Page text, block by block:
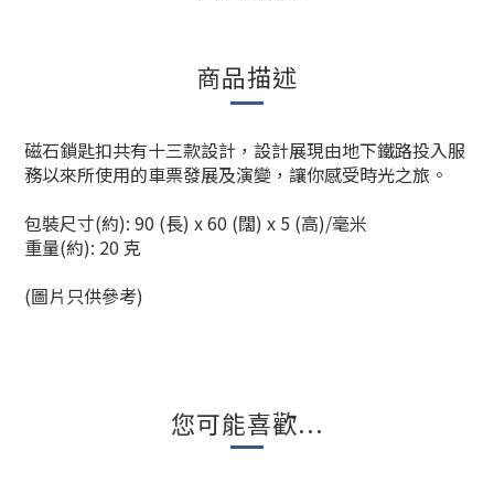
商品描述
磁石鎖匙扣共有十三款設計，設計展現由地下鐵路投入服
務以來所使用的車票發展及演變，讓你感受時光之旅。
包裝尺寸(約): 90 (長) x 60 (闊) x 5 (高)/毫米
重量(約): 20 克
(圖片只供參考)
您可能喜歡...